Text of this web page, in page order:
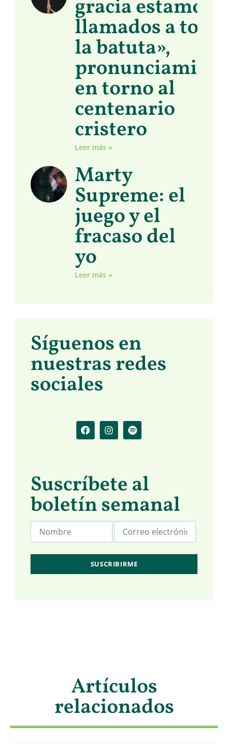
gracia estamos
llamados a
la batuta»,
en torno al
centenario
cristero
Leer más »
Marty
Supreme: el
juego y el
fracaso del
yo
Leer más »
Síguenos en
nuestras redes
sociales
Suscríbete al
boletín semanal
Artículos
relacionados